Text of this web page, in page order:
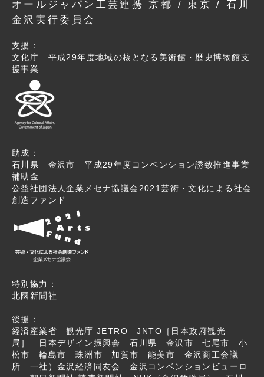
オールジャパン工芸連携 京都 / 東京 / 石川
金沢実行委員会
支援：
文化庁 平成29年度地域の核となる美術館・歴史博物館支
援事業
助成：
石川県 金沢市 平成29年度コンベンション誘致推進事業
補助金
公益社団法人企業メセナ協議会2021芸術・文化による社会
創造ファンド
特別協力：
北國新聞社
後援：
経済産業省 観光庁 JETRO JNTO［日本政府観光
局］ 日本デザイン振興会 石川県 金沢市 七尾市 小
松市 輪島市 珠洲市 加賀市 能美市 金沢商工会議
所 一社）金沢経済同友会 金沢コンベンションビューロ